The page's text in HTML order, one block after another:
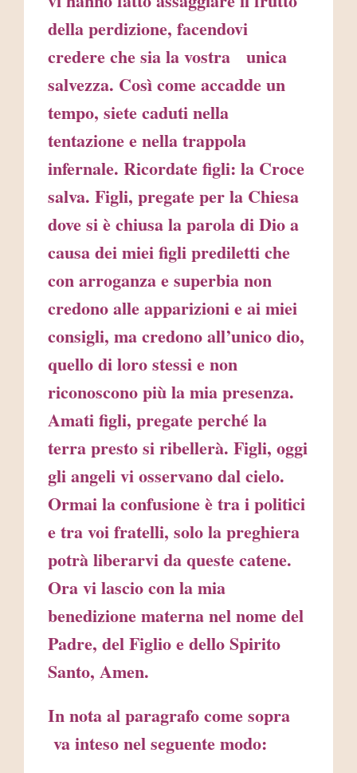
della perdizione, facendovi
credere che sia la vostra unica
salvezza. Così come accadde un
tempo, siete caduti nella
tentazione e nella trappola
infernale. Ricordate figli: la Croce
salva. Figli, pregate per la Chiesa
dove si è chiusa la parola di Dio a
causa dei miei figli prediletti che
con arroganza e superbia non
credono alle apparizioni e ai miei
consigli, ma credono all’unico dio,
quello di loro stessi e non
riconoscono più la mia presenza.
Amati figli, pregate perché la
terra presto si ribellerà. Figli, oggi
gli angeli vi osservano dal cielo.
Ormai la confusione è tra i politici
e tra voi fratelli, solo la preghiera
potrà liberarvi da queste catene.
Ora vi lascio con la mia
benedizione materna nel nome del
Padre, del Figlio e dello Spirito
Santo, Amen.
In nota al paragrafo come sopra
va inteso nel seguente modo: